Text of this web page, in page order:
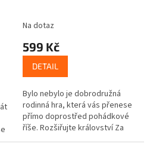
Na dotaz
599 Kč
DETAIL
Bylo nebylo je dobrodružná
rodinná hra, která vás přenese
přímo doprostřed pohádkové
říše. Rozšiřujte království Za
sedmero horami a promyšleně